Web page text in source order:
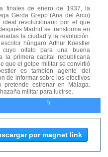
finales de enero de 1937, la
Gerda Grepp (Ana del Arco)
ideal revolucionario por el que
Madrid se transforma en
la ciudad y la revolución.
húngaro Arthur Koestler
cuyo olfato para una buena
la primera capital republicana
que el golpe militar se convirtió
es también agente del
de informar sobre los efectivos
pretende estrenar en Málaga.
militar para lucirse.
por magnet link